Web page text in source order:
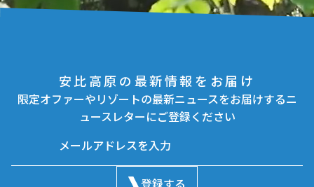
安比高原の最新情報をお届け
限定オファーやリゾートの最新ニュースをお届けするニ
ュースレターにご登録ください
登録する